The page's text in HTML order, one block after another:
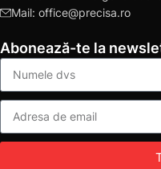
Mail: office@precisa.ro
Abonează-te la